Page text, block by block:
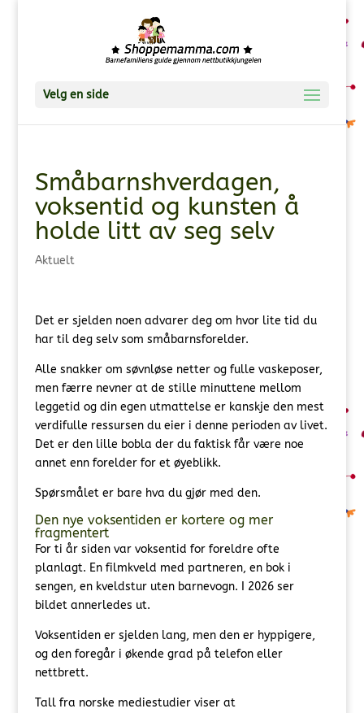
Velg en side
Småbarnshverdagen,
voksentid og kunsten å
holde litt av seg selv
Aktuelt
Det er sjelden noen advarer deg om hvor lite tid du
har til deg selv som småbarnsforelder.
Alle snakker om søvnløse netter og fulle vaskeposer,
men færre nevner at de stille minuttene mellom
leggetid og din egen utmattelse er kanskje den mest
verdifulle ressursen du eier i denne perioden av livet.
Det er den lille bobla der du faktisk får være noe
annet enn forelder for et øyeblikk.
Spørsmålet er bare hva du gjør med den.
Den nye voksentiden er kortere og mer
fragmentert
For ti år siden var voksentid for foreldre ofte
planlagt. En filmkveld med partneren, en bok i
sengen, en kveldstur uten barnevogn. I 2026 ser
bildet annerledes ut.
Voksentiden er sjelden lang, men den er hyppigere,
og den foregår i økende grad på telefon eller
nettbrett.
Tall fra norske mediestudier viser at